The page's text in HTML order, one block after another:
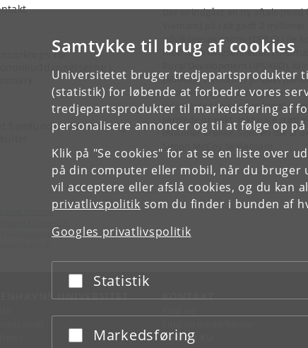
Samtykke til brug af cookies
Universitetet bruger tredjepartsprodukter
(statistik) for løbende at forbedre vores
tredjepartsprodukter til markedsføring af
personalisere annoncer og til at følge op
Klik på "Se cookies" for at se en liste over
på din computer eller mobil, når du bruger
vil acceptere eller afslå cookies, og du kan
privatlivspolitik som du finder i bunden af
Googles privatlivspolitik
Acceptér eller afslå
Statistik
Acceptér eller afslå
Markedsføring
for
i
Samfundsvidenskabelige
Der er indgået en ny aftale
udviklingsøkonomi (DERG) i de
med forskningsenheden i
(MARD) i Vietnam. I projekt
husholdningsundersøgelser i 12
udarbejdes en serie
samlede projekt, inklusive
millioner kroner. Som en del af
Simon McCoy til Vietnam.
Institut
Farimagsgade 5, bygning 26
UNIVERSITET KONTAKT
Kontakt KU